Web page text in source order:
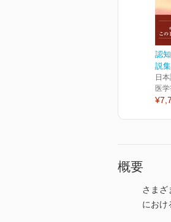
認
説集
日
医
概要
さまざ
におけ